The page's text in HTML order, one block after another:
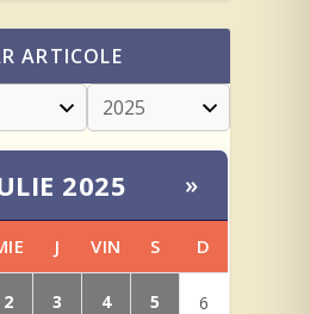
ARTICOLE
2025 »
J VIN S D
2 3 4 5 6